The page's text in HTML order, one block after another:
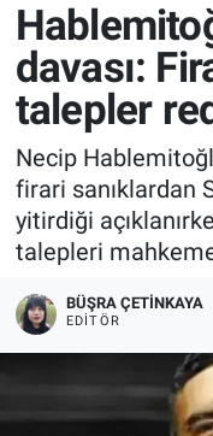
davası:
talepler
Necip
firari sanıklardan
yitirdiği
talepleri
BÜŞRA ÇETINKAYA
EDITÖR